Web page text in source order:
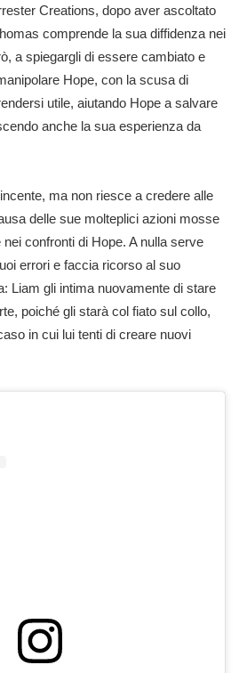
Creations, dopo aver ascoltato
comprende la sua diffidenza nei
a spiegargli di essere cambiato e
Hope, con la scusa di
utile, aiutando Hope a salvare
anche la sua esperienza da
ma non riesce a credere alle
delle sue molteplici azioni mosse
confronti di Hope. A nulla serve
errori e faccia ricorso al suo
Liam gli intima nuovamente di stare
poiché gli starà col fiato sul collo,
in cui lui tenti di creare nuovi